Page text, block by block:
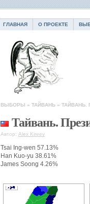
ГЛАВНАЯ О ПРОЕКТЕ
ВЫБОРЫ » ТАЙВАНЬ » ТАЙВАНЬ.
Тайвань.
Автор: Alex Kireev
Tsai Ing-wen 57.13%
Han Kuo-yu 38.61%
James Soong 4.26%